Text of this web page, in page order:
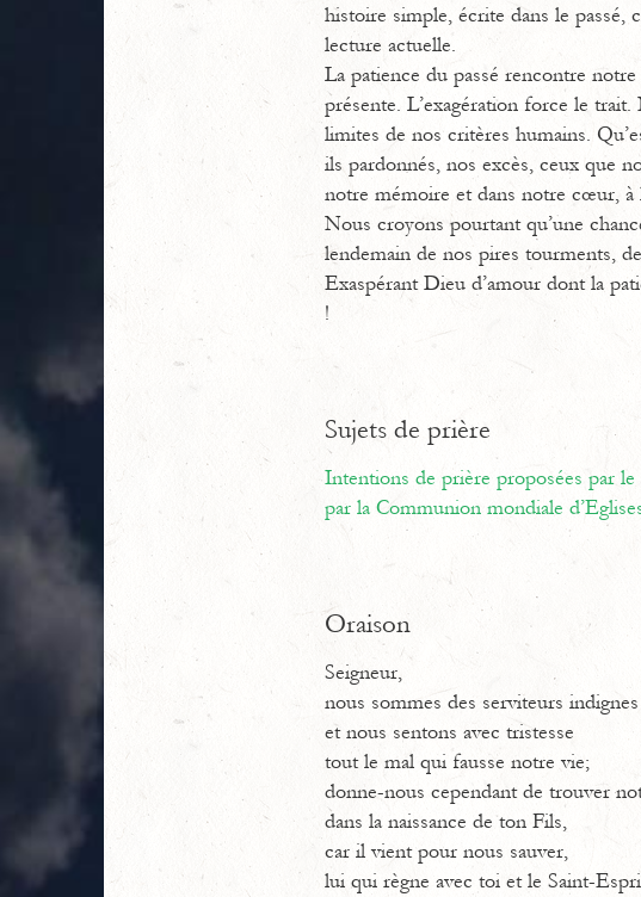
histoire simple, écrite dans le passé,
lecture actuelle.
La patience du passé rencontre
présente. L’exagération force le
limites de nos critères humains.
ils pardonnés, nos excès, ceux que
notre mémoire et dans notre cœur, à
Nous croyons pourtant qu’une
lendemain de nos pires tourments,
Exaspérant Dieu d’amour dont la
!
Sujets de prière
Intentions de prière proposées par
par la Communion mondiale
Oraison
Seigneur,
nous sommes des serviteurs
et nous sentons avec tristesse
tout le mal qui fausse notre vie;
donne-nous cependant de trouver
dans la naissance de ton Fils,
car il vient pour nous sauver,
lui qui règne avec toi et le Saint-